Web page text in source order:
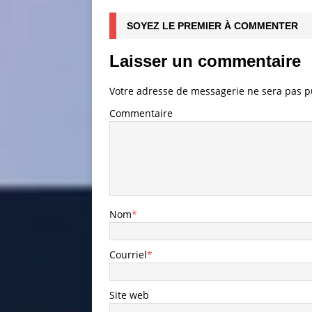
SOYEZ LE PREMIER À COMMENTER
Laisser un commentaire
Votre adresse de messagerie ne sera pas
Commentaire
Nom*
Courriel*
Site web